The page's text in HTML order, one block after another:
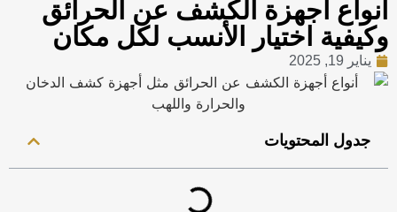
أنواع أجهزة الكشف عن الحرائق
وكيفية اختيار الأنسب لكل مكان
يناير 19, 2025
جدول المحتويات